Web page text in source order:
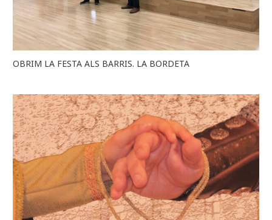
OBRIM LA FESTA ALS BARRIS. LA BORDETA